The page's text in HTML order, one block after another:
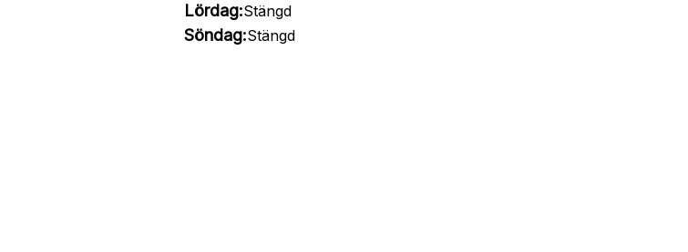
Lördag:Stängd
Söndag:Stängd